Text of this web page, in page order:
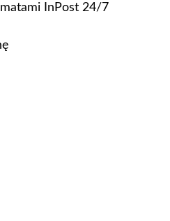
InPost 24/7